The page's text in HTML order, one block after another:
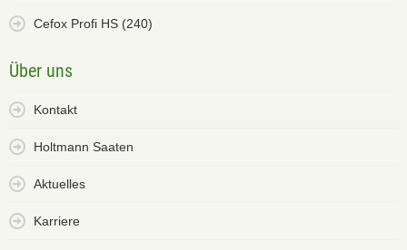
Cefox Profi HS (240)
Über uns
Kontakt
Holtmann Saaten
Aktuelles
Karriere